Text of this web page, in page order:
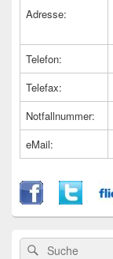
Adresse:
Telefon:
Telefax:
Notfallnummer:
eMail:
SucheSuche